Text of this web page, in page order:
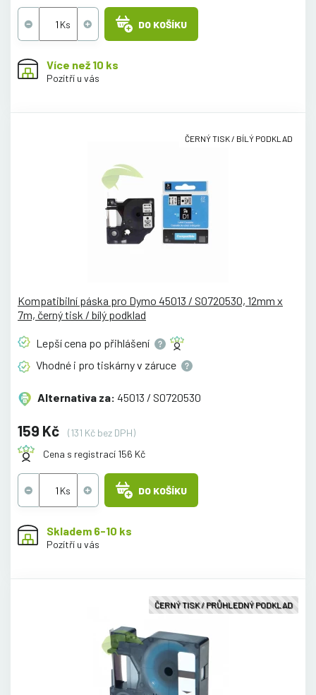
DO KOŠÍKU
Více než 10 ks
Pozítří u vás
ČERNÝ TISK / BÍLÝ PODKLAD
Kompatibilní páska pro Dymo 45013 / S0720530, 12mm x
7m, černý tisk / bílý podklad
Lepší cena po přihlášení
Vhodné i pro tiskárny v záruce
Alternativa za: 45013 / S0720530
159 Kč
(131 Kč bez DPH)
Cena s registrací 156 Kč
DO KOŠÍKU
Skladem 6-10 ks
Pozítří u vás
ČERNÝ TISK / PRŮHLEDNÝ PODKLAD